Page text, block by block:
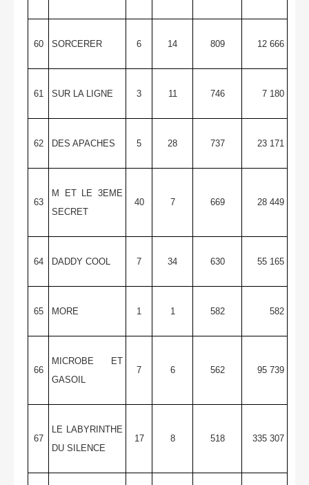
60 SORCERER 6 14 809 12 666
61 SUR LA LIGNE 3 11 746 7 180
62 DES APACHES 5 28 737 23 171
63
M ET LE 3EME
SECRET
40 7 669 28 449
64 DADDY COOL 7 34 630 55 165
65 MORE 1 1 582 582
66
MICROBE ET
GASOIL
7 6 562 95 739
67
LE LABYRINTHE
DU SILENCE
17 8 518 335 307